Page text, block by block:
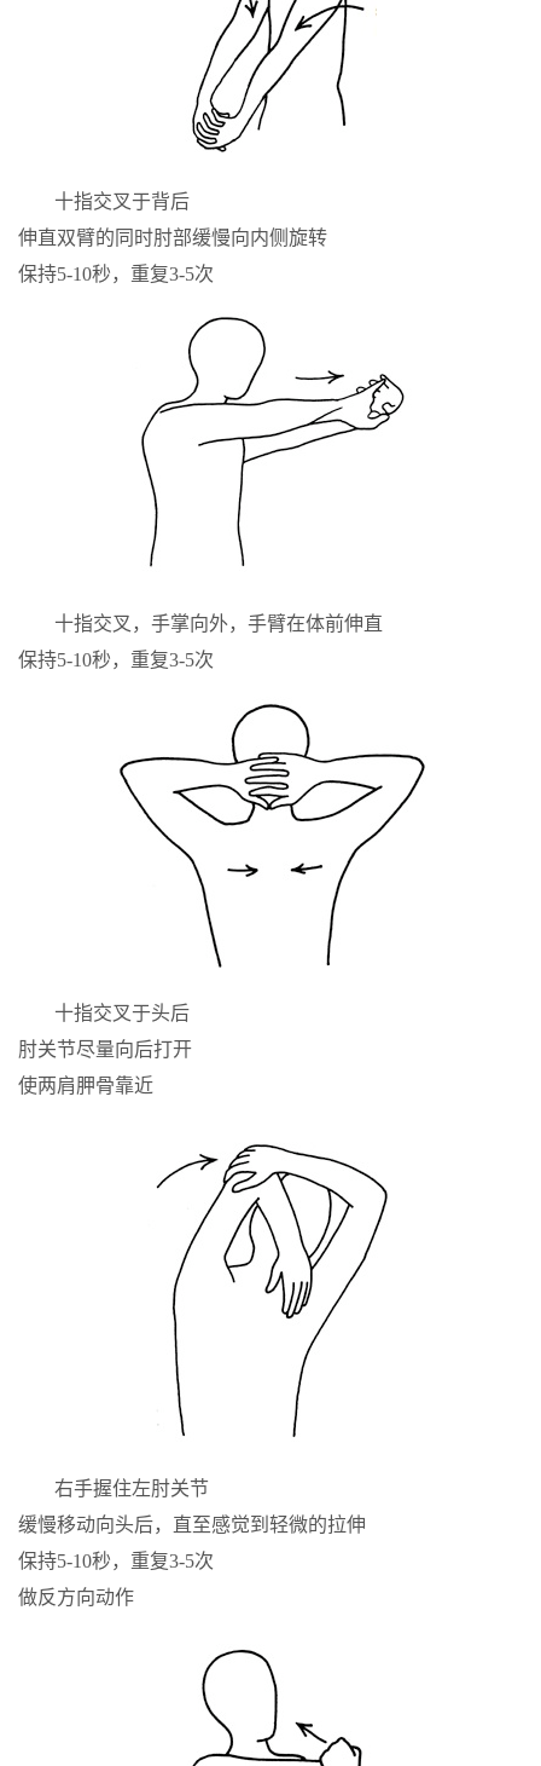
十指交叉于背后
伸直双臂的同时肘部缓慢向内侧旋转
保持5-10秒，重复3-5次
十指交叉，手掌向外，手臂在体前伸直
保持5-10秒，重复3-5次
十指交叉于头后
肘关节尽量向后打开
使两肩胛骨靠近
右手握住左肘关节
缓慢移动向头后，直至感觉到轻微的拉伸
保持5-10秒，重复3-5次
做反方向动作